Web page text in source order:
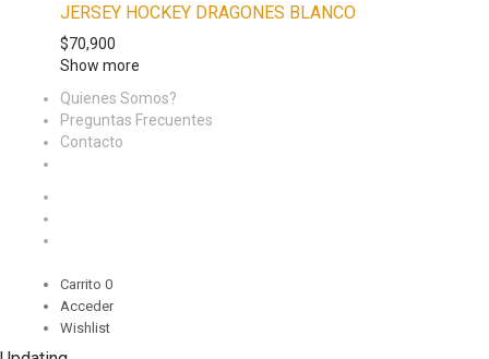
JERSEY HOCKEY DRAGONES BLANCO
$70,900
Show more
Quienes Somos?
Preguntas Frecuentes
Contacto
Carrito 0
Acceder
Wishlist